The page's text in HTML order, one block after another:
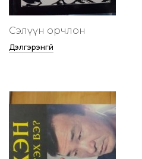
Сэлүүн орчлон
Дэлгэрэнгүй